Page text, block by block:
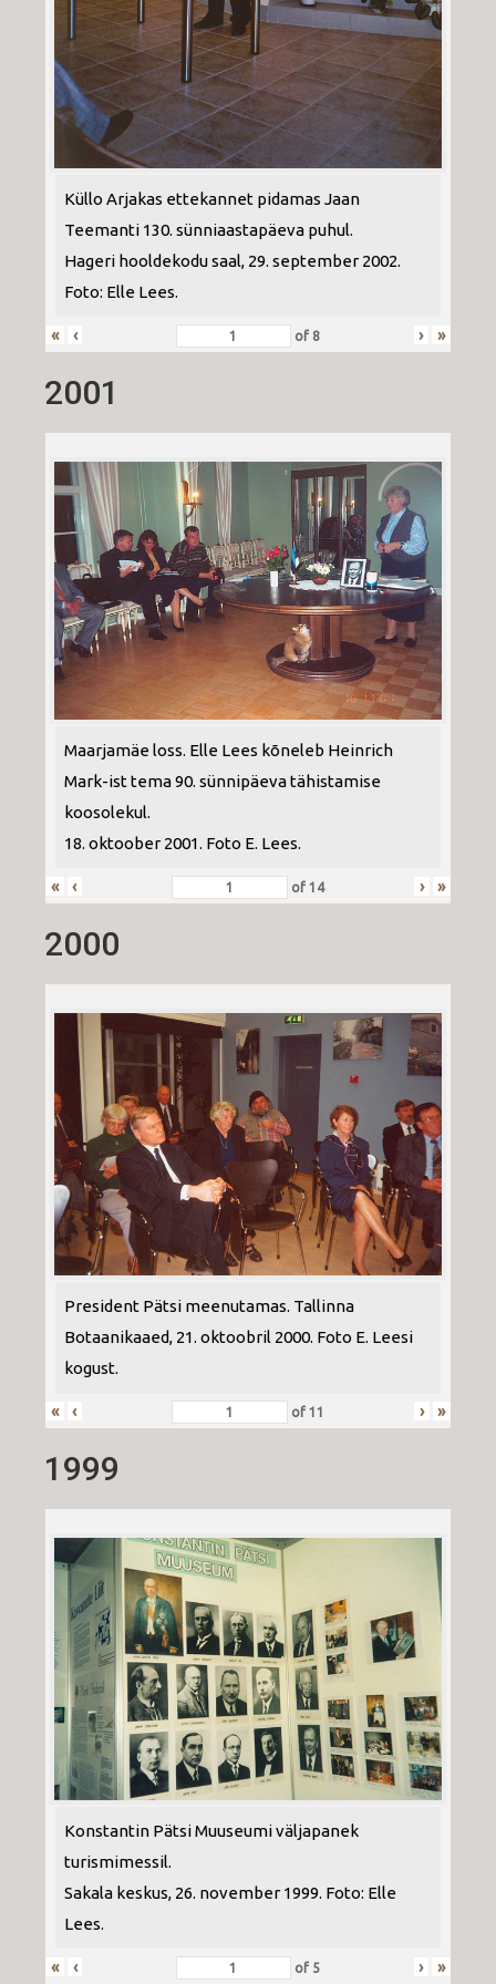
Küllo Arjakas ettekannet pidamas Jaan
Teemanti 130. sünniaastapäeva puhul.
Hageri hooldekodu saal, 29. september 2002.
Foto: Elle Lees.
« ‹ of 8 › »
2001
Maarjamäe loss. Elle Lees kõneleb Heinrich
Mark-ist tema 90. sünnipäeva tähistamise
koosolekul.
18. oktoober 2001. Foto E. Lees.
« ‹ of14 › »
2000
President Pätsi meenutamas. Tallinna
Botaanikaaed, 21. oktoobril 2000. Foto E. Leesi
kogust.
« ‹ of11 › »
1999
Konstantin Pätsi Muuseumi väljapanek
turismimessil.
Sakala keskus, 26. november 1999. Foto: Elle
Lees.
« ‹ of 5 › »